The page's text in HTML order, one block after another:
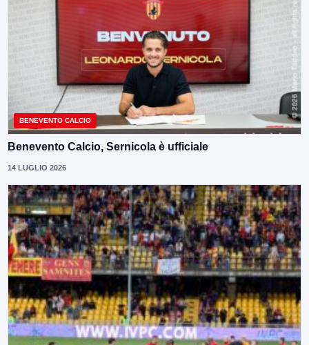
BENEVENTO CALCIO
Benevento Calcio, Sernicola è ufficiale
14 LUGLIO 2026